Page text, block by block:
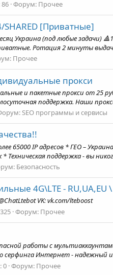
Форум: Прочее
[Приватные]
Украина (под любые
Ротация 2 минуты
Прочее
прокси
и пакетные прокси от 25
поддержка. Наши
SEO программы и сервисы
65000 IP адресов * ГЕО –
поддержка - вы
Безопасность
4G\LTE -
VK: vk.com/lteboost
Форум: Прочее
работы с
серфинга Интернет -
0 Форум: Прочее